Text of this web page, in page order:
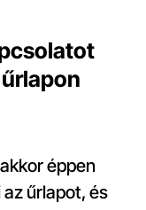
éppen
űrlapot, és